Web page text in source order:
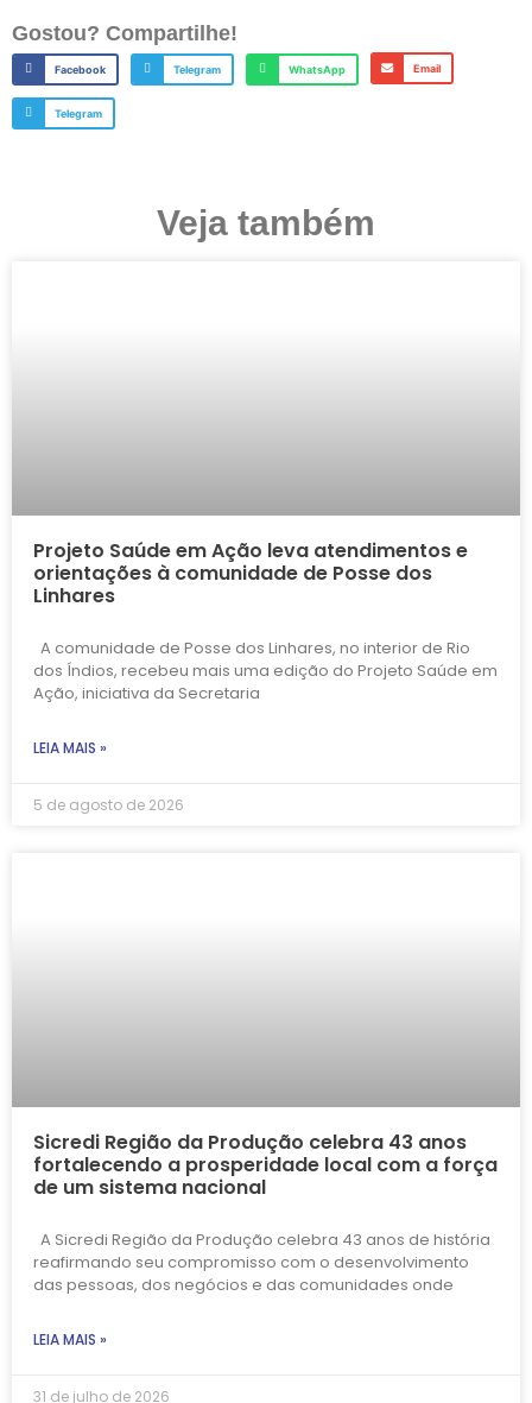
Gostou? Compartilhe!
Facebook Telegram WhatsApp Email
Telegram
Veja também
Projeto Saúde em Ação leva atendimentos e
orientações à comunidade de Posse dos
Linhares
A comunidade de Posse dos Linhares, no interior de Rio
dos Índios, recebeu mais uma edição do Projeto Saúde em
Ação, iniciativa da Secretaria
LEIA MAIS »
5 de agosto de 2026
Sicredi Região da Produção celebra 43 anos
fortalecendo a prosperidade local com a força
de um sistema nacional
A Sicredi Região da Produção celebra 43 anos de história
reafirmando seu compromisso com o desenvolvimento
das pessoas, dos negócios e das comunidades onde
LEIA MAIS »
31 de julho de 2026